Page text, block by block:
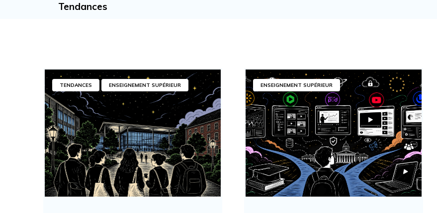
Tendances
TENDANCES ENSEIGNEMENT SUPÉRIEUR ENSEIGNEMENT SUPÉRIEUR